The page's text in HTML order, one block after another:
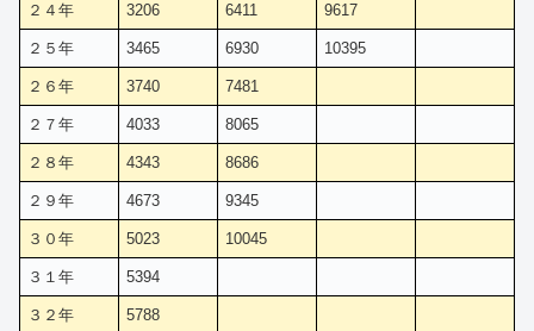
２４年 3206 6411 9617
２５年 3465 6930 10395
２６年 3740 7481
２７年 4033 8065
２８年 4343 8686
２９年 4673 9345
３０年 5023 10045
３１年 5394
３２年 5788